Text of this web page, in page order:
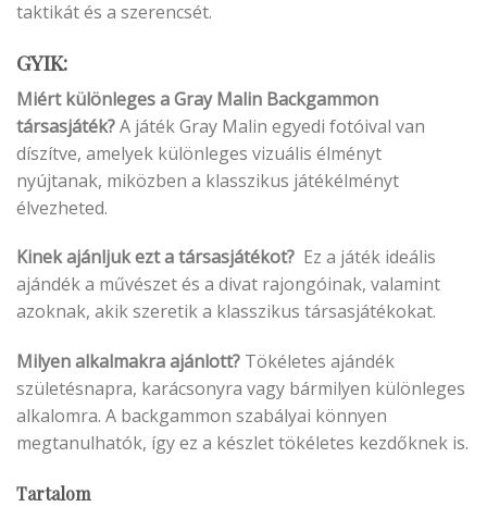
taktikát és a szerencsét.
GYIK:
Miért különleges a Gray Malin Backgammon
társasjáték?A játék Gray Malin egyedi fotóival van
díszítve, amelyek különleges vizuális élményt
nyújtanak, miközben a klasszikus játékélményt
élvezheted.
Kinek ajánljuk ezt a társasjátékot? Ez a játék ideális
ajándék a művészet és a divat rajongóinak, valamint
azoknak, akik szeretik a klasszikus társasjátékokat.
Milyen alkalmakra ajánlott? Tökéletes ajándék
születésnapra, karácsonyra vagy bármilyen különleges
alkalomra. A backgammon szabályai könnyen
megtanulhatók, így ez a készlet tökéletes kezdőknek is.
Tartalom